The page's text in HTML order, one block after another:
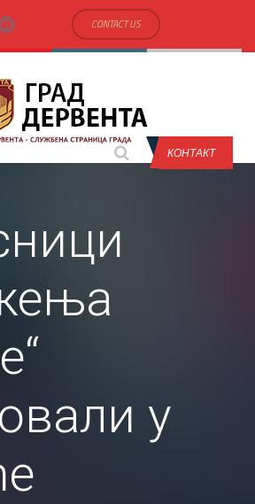
CONTACT US
КОНТАКТ
у